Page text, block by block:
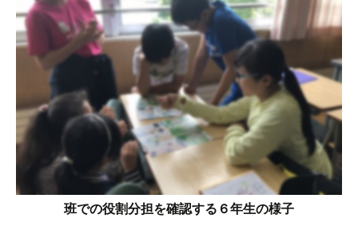
班での役割分担を確認する６年生の様子